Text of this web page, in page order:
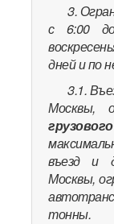
3.
с 6:00
дней и по
3.1.
Москвы,
грузового
въезд и
Москвы,
тонны.